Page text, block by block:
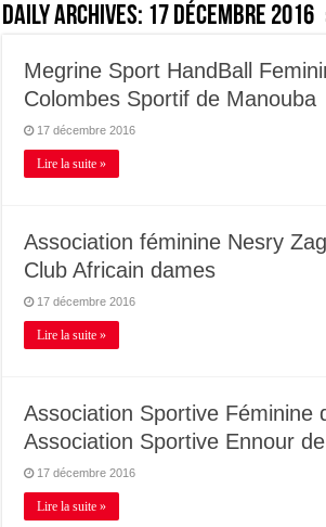
Daily Archives: 17 décembre 2016
Megrine Sport HandBall
Colombes Sportif de Manouba
17 décembre 2016
Lire la suite »
Association féminine Nesry
Club Africain dames
17 décembre 2016
Lire la suite »
Association Sportive Féminine
Association Sportive Ennour de
17 décembre 2016
Lire la suite »